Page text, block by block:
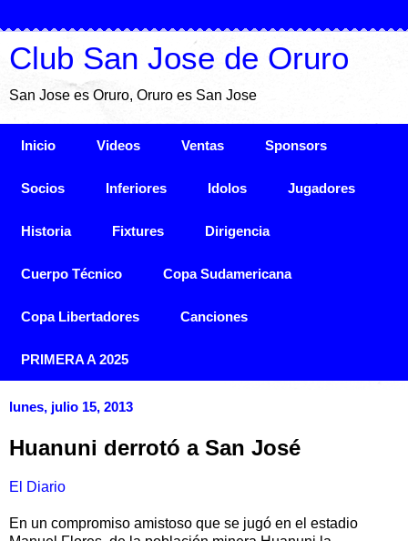
Club San Jose de Oruro
San Jose es Oruro, Oruro es San Jose
Inicio Videos Ventas Sponsors
Socios Inferiores Idolos Jugadores
Historia Fixtures Dirigencia
Cuerpo Técnico Copa Sudamericana
Copa Libertadores Canciones
PRIMERA A 2025
lunes, julio 15, 2013
Huanuni derrotó a San José
El Diario
En un compromiso amistoso que se jugó en el estadio